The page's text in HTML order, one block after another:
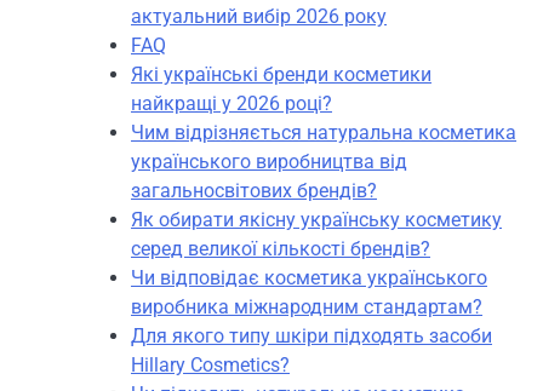
актуальний вибір 2026 року
FAQ
Які українські бренди косметики
найкращі у 2026 році?
Чим відрізняється натуральна косметика
українського виробництва від
загальносвітових брендів?
Як обирати якісну українську косметику
серед великої кількості брендів?
Чи відповідає косметика українського
виробника міжнародним стандартам?
Для якого типу шкіри підходять засоби
Hillary Cosmetics?